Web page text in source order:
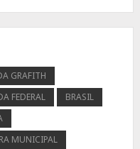
GRAFITH
FEDERAL
BRASIL
MUNICIPAL